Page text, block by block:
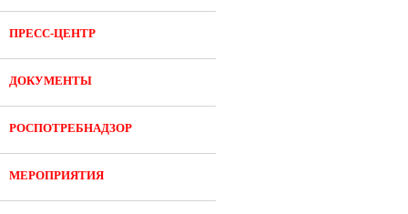
ПРЕСС-ЦЕНТР
ДОКУМЕНТЫ
РОСПОТРЕБНАДЗОР
МЕРОПРИЯТИЯ